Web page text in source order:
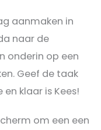
aanmaken in
naar de
onderin op een
Geef de taak
klaar is Kees!
om een een